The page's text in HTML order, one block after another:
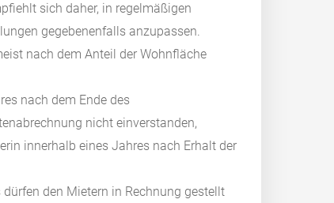
sich daher, in regelmäßigen
gegebenenfalls anzupassen.
nach dem Anteil der Wohnfläche
nach dem Ende des
nicht einverstanden,
innerhalb eines Jahres nach Erhalt der
den Mietern in Rechnung gestellt